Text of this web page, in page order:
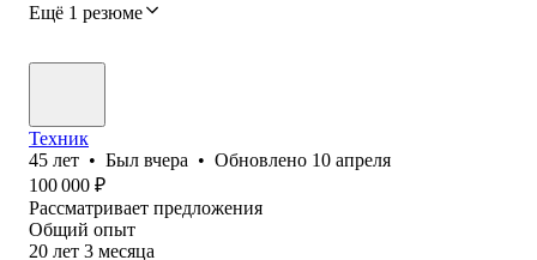
Ещё 1 резюме
Техник
45 лет • Был вчера • Обновлено 10 апреля
100 000 ₽
Рассматривает предложения
Общий опыт
20 лет 3 месяца